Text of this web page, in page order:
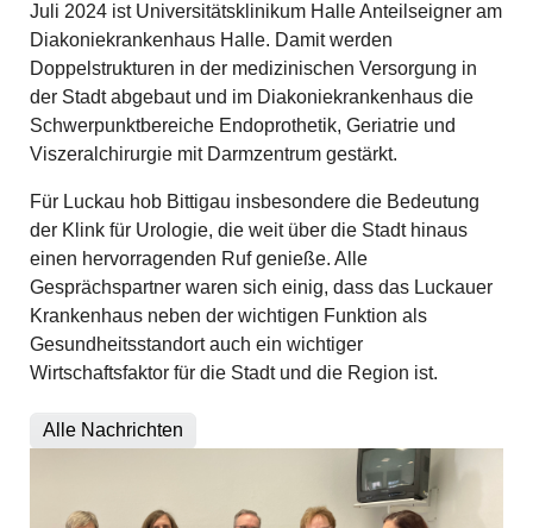
Juli 2024 ist Universitätsklinikum Halle Anteilseigner am
Diakoniekrankenhaus Halle. Damit werden
Doppelstrukturen in der medizinischen Versorgung in
der Stadt abgebaut und im Diakoniekrankenhaus die
Schwerpunktbereiche Endoprothetik, Geriatrie und
Viszeralchirurgie mit Darmzentrum gestärkt.
Für Luckau hob Bittigau insbesondere die Bedeutung
der Klink für Urologie, die weit über die Stadt hinaus
einen hervorragenden Ruf genieße. Alle
Gesprächspartner waren sich einig, dass das Luckauer
Krankenhaus neben der wichtigen Funktion als
Gesundheitsstandort auch ein wichtiger
Wirtschaftsfaktor für die Stadt und die Region ist.
Alle Nachrichten